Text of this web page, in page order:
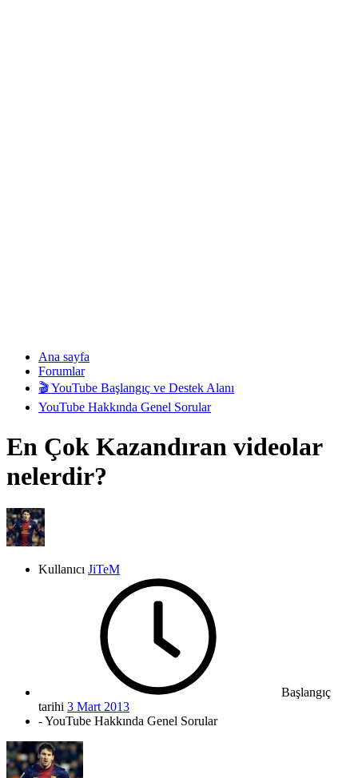
Ana sayfa
Forumlar
🎬 YouTube Başlangıç ve Destek Alanı
YouTube Hakkında Genel Sorular
En Çok Kazandıran videolar
nelerdir?
Kullanıcı JiTeM
Başlangıç
tarihi 3 Mart 2013
- YouTube Hakkında Genel Sorular